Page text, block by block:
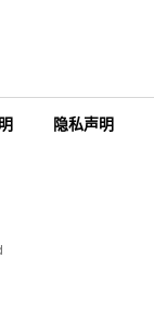
隐私声明